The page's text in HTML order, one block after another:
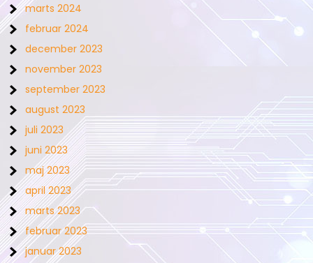
marts 2024
februar 2024
december 2023
november 2023
september 2023
august 2023
juli 2023
juni 2023
maj 2023
april 2023
marts 2023
februar 2023
januar 2023